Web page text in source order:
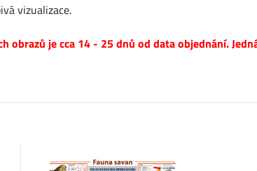
vizualizace.
obrazů je cca 14 - 25 dnů od data objednání.